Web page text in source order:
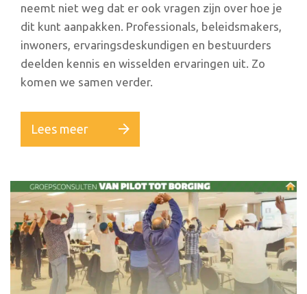
neemt niet weg dat er ook vragen zijn over hoe je
dit kunt aanpakken. Professionals, beleidsmakers,
inwoners, ervaringsdeskundigen en bestuurders
deelden kennis en wisselden ervaringen uit. Zo
komen we samen verder.
Lees meer